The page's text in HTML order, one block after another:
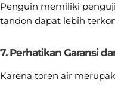
Penguin memiliki
tandon dapat lebih
7. Perhatikan Garansi
Karena toren air